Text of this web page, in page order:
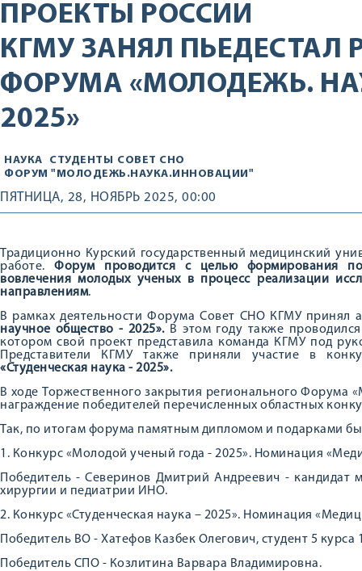
ПРОЕКТЫ РОССИИ
КГМУ ЗАНЯЛ ПЬЕДЕСТАЛ
ФОРУМА «МОЛОДЕЖЬ.
2025»
НАУКА СТУДЕНТЫ СОВЕТ СНО
ФОРУМ "МОЛОДЕЖЬ.НАУКА.ИННОВАЦИИ"
ПЯТНИЦА, 28, НОЯБРЬ 2025, 00:00
Традиционно Курский государственный медицинский
работе.Форум проводится с целью формирования
вовлечения молодых ученых в процесс реализации
направлениям.
В рамках деятельности Форума Совет СНО КГМУ принял
научное общество - 2025».В этом году также
котором свой проект представила команда КГМУ под
Представители КГМУ также приняли участие в
«Студенческая наука - 2025».
В ходе Торжественного закрытия регионального
награждение победителей перечисленных областных
Так, по итогам форума памятным дипломом и подарками
1. Конкурс «Молодой ученый года - 2025». Номинация
Победитель - Северинов Дмитрий Андреевич - кандидат
хирургии и педиатрии ИНО.
2. Конкурс «Студенческая наука – 2025». Номинация
Победитель ВО - Хатефов Казбек Олегович, студент 5 курса
Победитель СПО - Козлитина Варвара Владимировна.